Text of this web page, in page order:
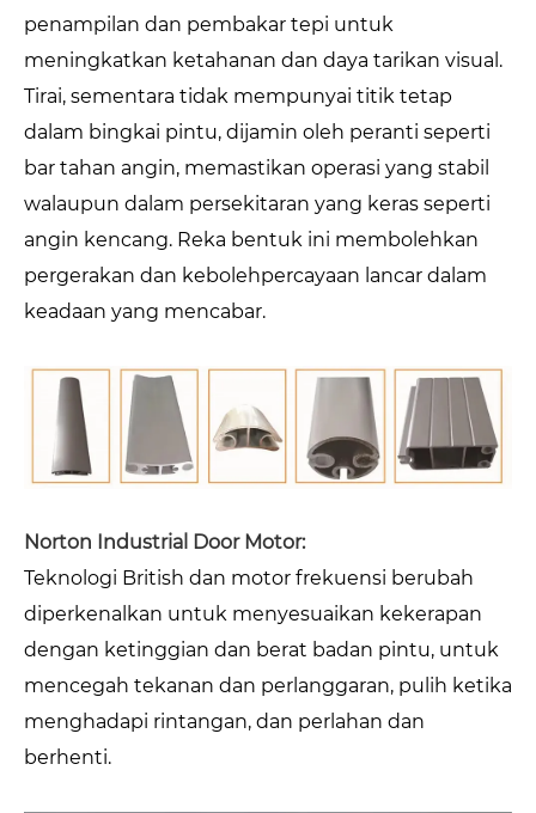
penampilan dan pembakar tepi untuk
meningkatkan ketahanan dan daya tarikan visual.
Tirai, sementara tidak mempunyai titik tetap
dalam bingkai pintu, dijamin oleh peranti seperti
bar tahan angin, memastikan operasi yang stabil
walaupun dalam persekitaran yang keras seperti
angin kencang. Reka bentuk ini membolehkan
pergerakan dan kebolehpercayaan lancar dalam
keadaan yang mencabar.
Norton Industrial Door Motor:
Teknologi British dan motor frekuensi berubah
diperkenalkan untuk menyesuaikan kekerapan
dengan ketinggian dan berat badan pintu, untuk
mencegah tekanan dan perlanggaran, pulih ketika
menghadapi rintangan, dan perlahan dan
berhenti.